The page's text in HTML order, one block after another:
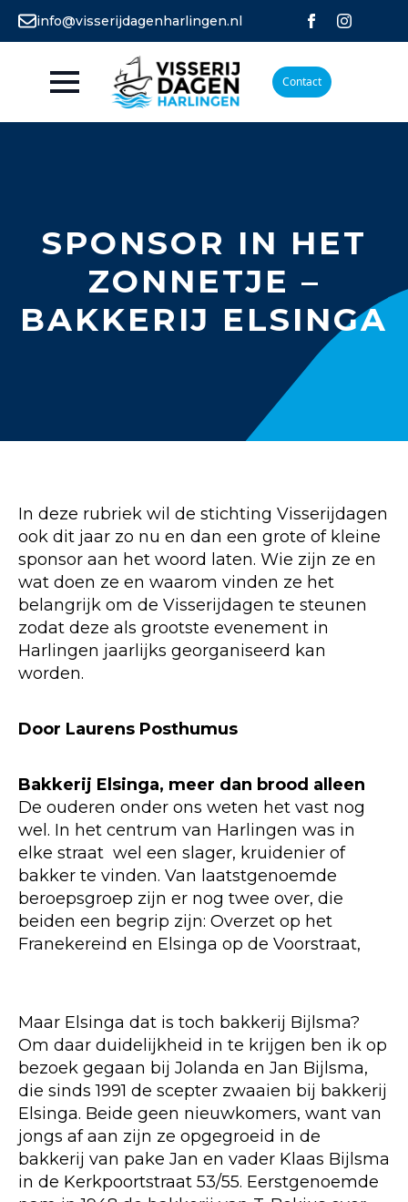
info@visserijdagenharlingen.nl
Contact
SPONSOR IN HET
ZONNETJE –
BAKKERIJ ELSINGA
In deze rubriek wil de stichting Visserijdagen
ook dit jaar zo nu en dan een grote of kleine
sponsor aan het woord laten. Wie zijn ze en
wat doen ze en waarom vinden ze het
belangrijk om de Visserijdagen te steunen
zodat deze als grootste evenement in
Harlingen jaarlijks georganiseerd kan
worden.
Door Laurens Posthumus
Bakkerij Elsinga, meer dan brood alleen
De ouderen onder ons weten het vast nog
wel. In het centrum van Harlingen was in
elke straat wel een slager, kruidenier of
bakker te vinden. Van laatstgenoemde
beroepsgroep zijn er nog twee over, die
beiden een begrip zijn: Overzet op het
Franekereind en Elsinga op de Voorstraat,
Maar Elsinga dat is toch bakkerij Bijlsma?
Om daar duidelijkheid in te krijgen ben ik op
bezoek gegaan bij Jolanda en Jan Bijlsma,
die sinds 1991 de scepter zwaaien bij bakkerij
Elsinga. Beide geen nieuwkomers, want van
jongs af aan zijn ze opgegroeid in de
bakkerij van pake Jan en vader Klaas Bijlsma
in de Kerkpoortstraat 53/55. Eerstgenoemde